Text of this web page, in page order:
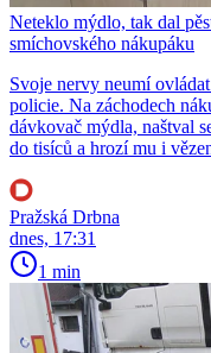
Neteklo mýdlo, tak dal
smíchovského nákupáku
Svoje nervy neumí
policie. Na záchodech
dávkovač mýdla, naštval
do tisíců a hrozí mu i
Pražská Drbna
dnes, 17:31
1 min